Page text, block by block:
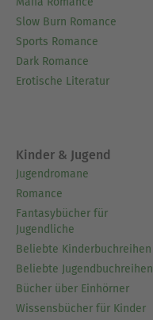
Slow Burn Romance
Sports Romance
Dark Romance
Erotische Literatur
Kinder & Jugend
Jugendromane
Romance
Fantasybücher für
Jugendliche
Beliebte Kinderbuchreihen
Beliebte Jugendbuchreihen
Bücher über Einhörner
Wissensbücher für Kinder